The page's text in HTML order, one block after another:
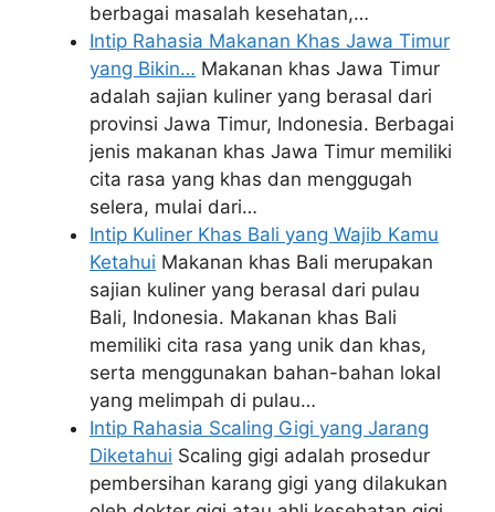
berbagai masalah kesehatan,…
Intip Rahasia Makanan Khas Jawa Timur
yang Bikin… Makanan khas Jawa Timur
adalah sajian kuliner yang berasal dari
provinsi Jawa Timur, Indonesia. Berbagai
jenis makanan khas Jawa Timur memiliki
cita rasa yang khas dan menggugah
selera, mulai dari…
Intip Kuliner Khas Bali yang Wajib Kamu
Ketahui Makanan khas Bali merupakan
sajian kuliner yang berasal dari pulau
Bali, Indonesia. Makanan khas Bali
memiliki cita rasa yang unik dan khas,
serta menggunakan bahan-bahan lokal
yang melimpah di pulau…
Intip Rahasia Scaling Gigi yang Jarang
Diketahui Scaling gigi adalah prosedur
pembersihan karang gigi yang dilakukan